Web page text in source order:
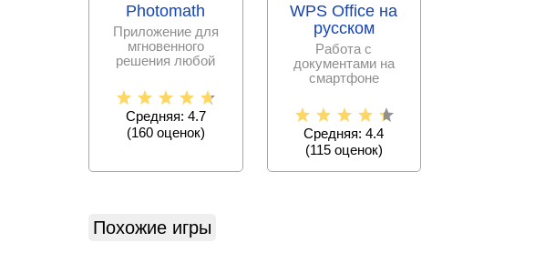
Photomath
Приложение для
мгновенного
решения любой
задачи с
пошаговыми
Средняя: 4.7
(160оценок)
WPS Office на
русском
Работа с
документами на
смартфоне
проще с набором
офисных программ,
Средняя: 4.4
(115оценок)
Похожие игры